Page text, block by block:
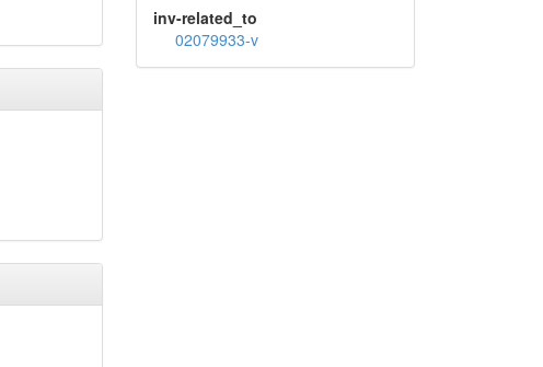
inv-related_to
02079933-v